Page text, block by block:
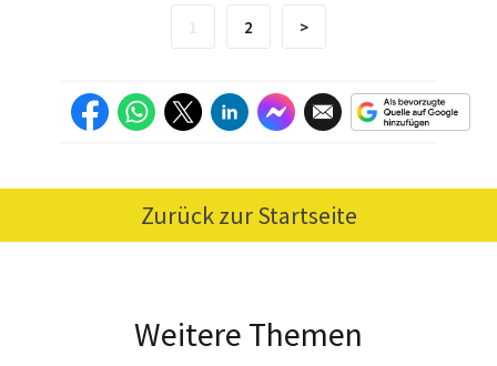
2 >
Zurück zur Startseite
Weitere Themen